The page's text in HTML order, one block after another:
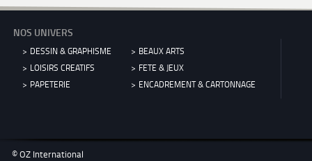
NOS UNIVERS
DESSIN & GRAPHISME
BEAUX ARTS
LOISIRS CREATIFS
FETE & JEUX
PAPETERIE
ENCADREMENT & CARTONNAGE
© OZ International